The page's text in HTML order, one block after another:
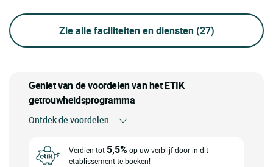
Zie alle faciliteiten en diensten (27)
Geniet van de voordelen van het ETIK
getrouwheidsprogramma
Ontdek de voordelen
Verdien tot 5,5%op uw verblijf door in dit
etablissement te boeken!